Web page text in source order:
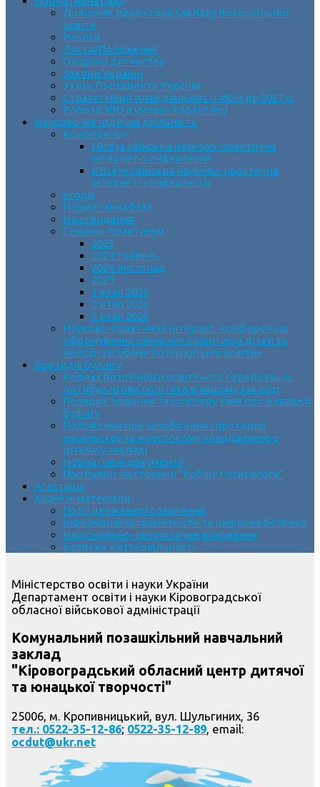
Довідник директора закладу позашкільної
освіти
Накази
Листи/Положення
Охорона дитинства
Закони України
Укази Президента України
Стратегічний план діяльності МОН до 2027 р.
Робота ЗПО в умовах карантину
Науково-методична діяльність
Конференції
І Всеукраїнська науково-практична
інтернет-конференція
ІІ Всеукраїнська науково-практична
інтернет-конференція
Угоди
Нормативна база
Наші видання
Семінар-практикум
2023
2024 травень
2024 листопад
2025
1 етап 2026
2 етап 2026
3 етап 2026
Науково-практична інтернет-конференція
«Формування ціннісних орієнтирів дітей та
молоді засобами позашкільної освіти»
Протидія булінгу
Кодекс безпечного освітнього середовища.
Антибулінгова політика в нашому закладі
Порядок подання та розгляду заяв про випадки
булінгу
Положення про запобігання і протидію
насильству та жорстокому поводженню з
дітьми у закладі
Нормативні документи
Про булінг на сторінці “Кабінет психолога”
Атестація
Корисні матеріали
Події державного значення
Інформаційна грамотність та цифрова безпека
Національно-патріотичне виховання
Безпека життєдіяльності
Міністерство освіти і науки України
Департамент освіти і науки Кіровоградської
обласної військової адміністрації
Комунальний позашкільний навчальний
заклад
"Кіровоградський обласний центр дитячої
та юнацької творчості"
25006, м. Кропивницький, вул. Шульгиних, 36
тел.: 0522-35-12-86; 0522-35-12-89, email:
ocdut@ukr.net